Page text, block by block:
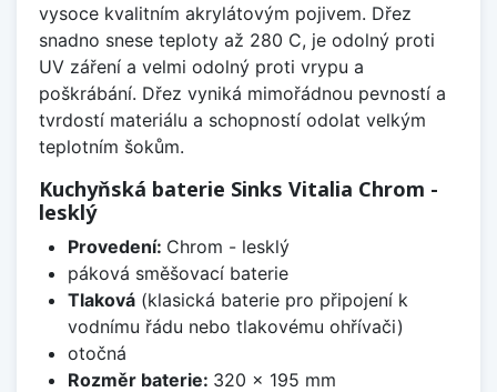
vysoce kvalitním akrylátovým pojivem. Dřez
snadno snese teploty až 280 C, je odolný proti
UV záření a velmi odolný proti vrypu a
poškrábání. Dřez vyniká mimořádnou pevností a
tvrdostí materiálu a schopností odolat velkým
teplotním šokům.
Kuchyňská baterie Sinks Vitalia Chrom -
lesklý
Provedení: Chrom - lesklý
páková směšovací baterie
Tlaková(klasická baterie pro připojení k
vodnímu řádu nebo tlakovému ohřívači)
otočná
Rozměr baterie: 320 x 195 mm